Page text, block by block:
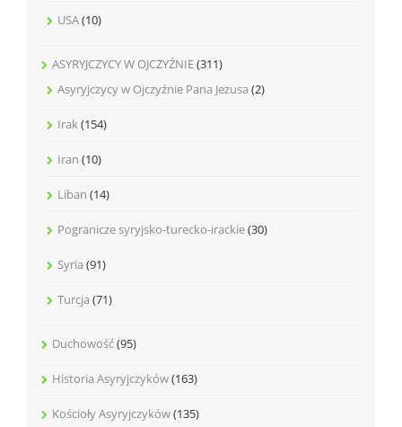
USA(10)
ASYRYJCZYCY W OJCZYŹNIE(311)
Asyryjczycy w Ojczyźnie Pana Jezusa (2)
Irak (154)
Iran (10)
Liban (14)
Pogranicze syryjsko-turecko-irackie(30)
Syria (91)
Turcja (71)
Duchowość(95)
Historia Asyryjczyków(163)
Kościoły Asyryjczyków(135)